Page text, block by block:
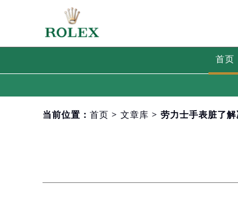
首页
当前位置： 首页 > 文章库 > 劳力士手表脏了解